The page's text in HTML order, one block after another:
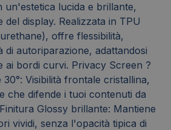
un'estetica lucida e brillante,
display. Realizzata in TPU
offre flessibilità,
di autoriparazione, adattandosi
ai bordi curvi. Privacy Screen ?
Visibilità frontale cristallina,
che difende i tuoi contenuti da
Glossy brillante: Mantiene
vividi, senza l'opacità tipica di